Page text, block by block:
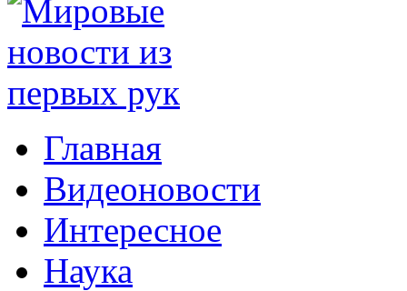
Главная
Видеоновости
Интересное
Наука